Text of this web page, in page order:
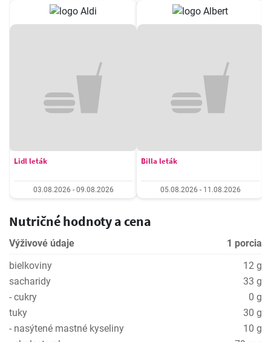
Lidl leták
03.08.2026 - 09.08.2026
Billa leták
05.08.2026 - 11.08.2026
Nutričné hodnoty a cena
Výživové údaje
1 porcia
bielkoviny
12 g
sacharidy
33 g
- cukry
0 g
tuky
30 g
- nasýtené mastné kyseliny
10 g